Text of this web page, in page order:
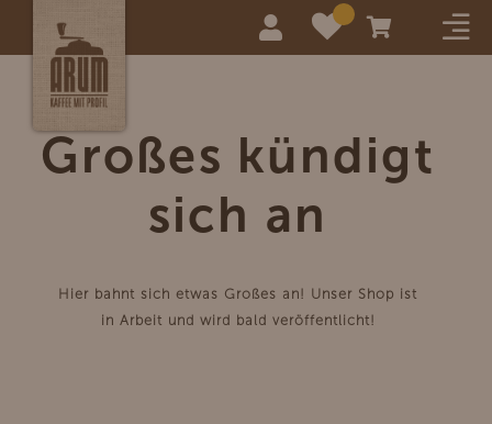
Großes kündigt
sich an
Hier bahnt sich etwas Großes an! Unser Shop ist
in Arbeit und wird bald veröffentlicht!